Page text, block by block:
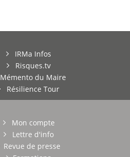
IRMa Infos
Risques.tv
Mémento du Maire
Résilience Tour
Mon compte
Lettre d'info
Revue de presse